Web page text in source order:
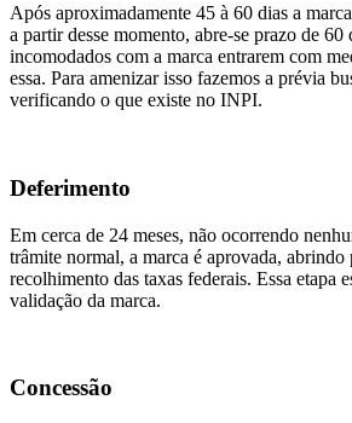
Após aproximadamente 45 à 60 dias a
a partir desse momento, abre-se prazo de 60
incomodados com a marca entrarem com
essa. Para amenizar isso fazemos a prévia
verificando o que existe no INPI.
Deferimento
Em cerca de 24 meses, não ocorrendo
trâmite normal, a marca é aprovada, abrindo
recolhimento das taxas federais. Essa etapa
validação da marca.
Concessão